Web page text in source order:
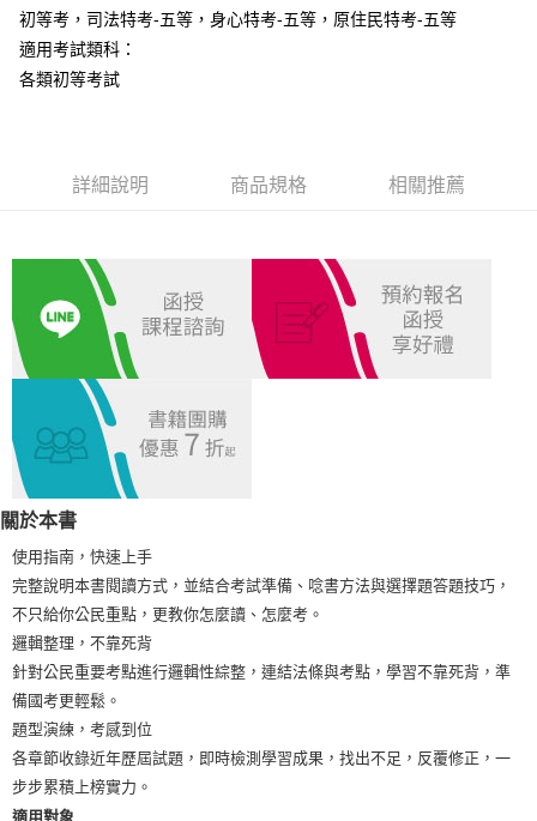
全家取貨付款
每筆NT$100，滿NT$1,000(含以上)免運費
付款後全家取貨.
每筆NT$100，滿NT$1,000(含以上)免運費
宅配
每筆NT$100，滿NT$1,000(含以上)免運費
外島郵寄
每筆NT$100，滿NT$1,000(含以上)免運費
初等考，司法特考-五等，身心特考-五等，原住民特考-五等
適用考試類科：
各類初等考試
詳細說明 商品規格 相關推薦
關於本書
使用指南，快速上手
完整說明本書閱讀方式，並結合考試準備、唸書方法與選擇題答題技巧，
不只給你公民重點，更教你怎麼讀、怎麼考。
邏輯整理，不靠死背
針對公民重要考點進行邏輯性綜整，連結法條與考點，學習不靠死背，準
備國考更輕鬆。
題型演練，考感到位
各章節收錄近年歷屆試題，即時檢測學習成果，找出不足，反覆修正，一
步步累積上榜實力。
適用對象